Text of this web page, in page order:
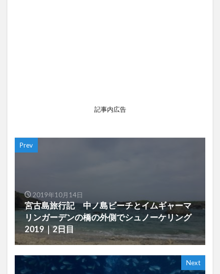
記事内広告
Prev
2019年10月14日
宮古島旅行記 中ノ島ビーチとイムギャーマ
リンガーデンの橋の外側でシュノーケリング
2019｜2日目
Next